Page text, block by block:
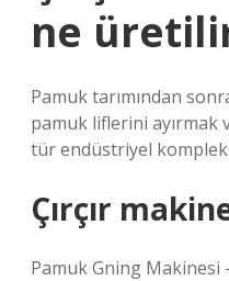
ne
Pamuk tarımından
pamuk liflerini ayırmak
tür endüstriyel
Çırçır
Pamuk Gning Makinesi